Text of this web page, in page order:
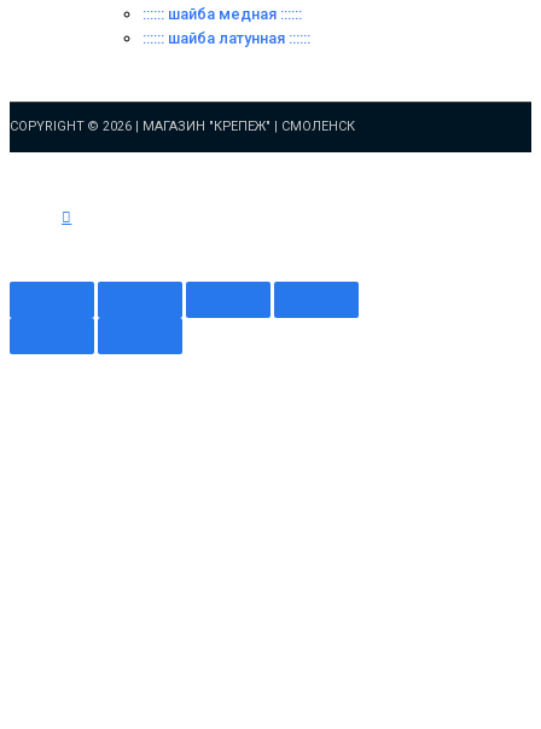
:::::: шайба медная ::::::
:::::: шайба латунная ::::::
COPYRIGHT © 2026 | МАГАЗИН "КРЕПЕЖ" | СМОЛЕНСК